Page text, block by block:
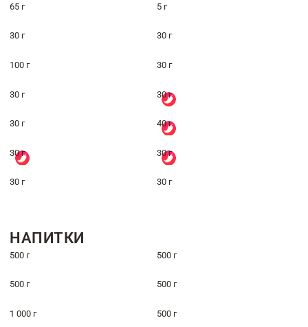
65 г 5 г
30 г 30 г
100 г 30 г
30 г 30 г
30 г 40 г
30 г 30 г
30 г 30 г
НАПИТКИ
500 г 500 г
500 г 500 г
1 000 г 500 г